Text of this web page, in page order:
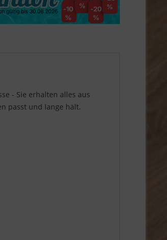
- Sie erhalten alles aus
passt und lange hält.